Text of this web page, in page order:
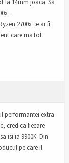
la 14mm joaca. Sa
.
2700x ce ar fi
care ma tot
performantei extra
cred ca fiecare
isi ia 9900K. Din
pe care il